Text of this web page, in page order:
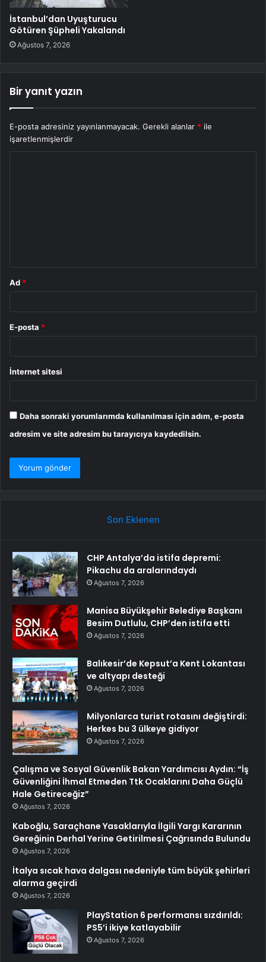
İstanbul’dan Uyuşturucu
Götüren Şüpheli Yakalandı
Ağustos 7, 2026
Bir yanıt yazın
E-posta adresiniz yayınlanmayacak. Gerekli alanlar * ile
işaretlenmişlerdir
Ad *
E-posta *
İnternet sitesi
Daha sonraki yorumlarımda kullanılması için adım, e-posta
adresim ve site adresim bu tarayıcıya kaydedilsin.
Son Eklenen
CHP Antalya’da istifa depremi:
Pikachu da aralarındaydı
Ağustos 7, 2026
Manisa Büyükşehir Belediye Başkanı
Besim Dutlulu, CHP’den istifa etti
Ağustos 7, 2026
Balıkesir’de Kepsut’a Kent Lokantası
ve altyapı desteği
Ağustos 7, 2026
Milyonlarca turist rotasını değiştirdi:
Herkes bu 3 ülkeye gidiyor
Ağustos 7, 2026
Çalışma ve Sosyal Güvenlik Bakan Yardımcısı Aydın: “İş
Güvenliğini İhmal Etmeden Ttk Ocaklarını Daha Güçlü
Hale Getireceğiz”
Ağustos 7, 2026
Kaboğlu, Saraçhane Yasaklarıyla İlgili Yargı Kararının
Gereğinin Derhal Yerine Getirilmesi Çağrısında Bulundu
Ağustos 7, 2026
İtalya sıcak hava dalgası nedeniyle tüm büyük şehirleri
alarma geçirdi
Ağustos 7, 2026
PlayStation 6 performansı sızdırıldı:
PS5’i ikiye katlayabilir
Ağustos 7, 2026